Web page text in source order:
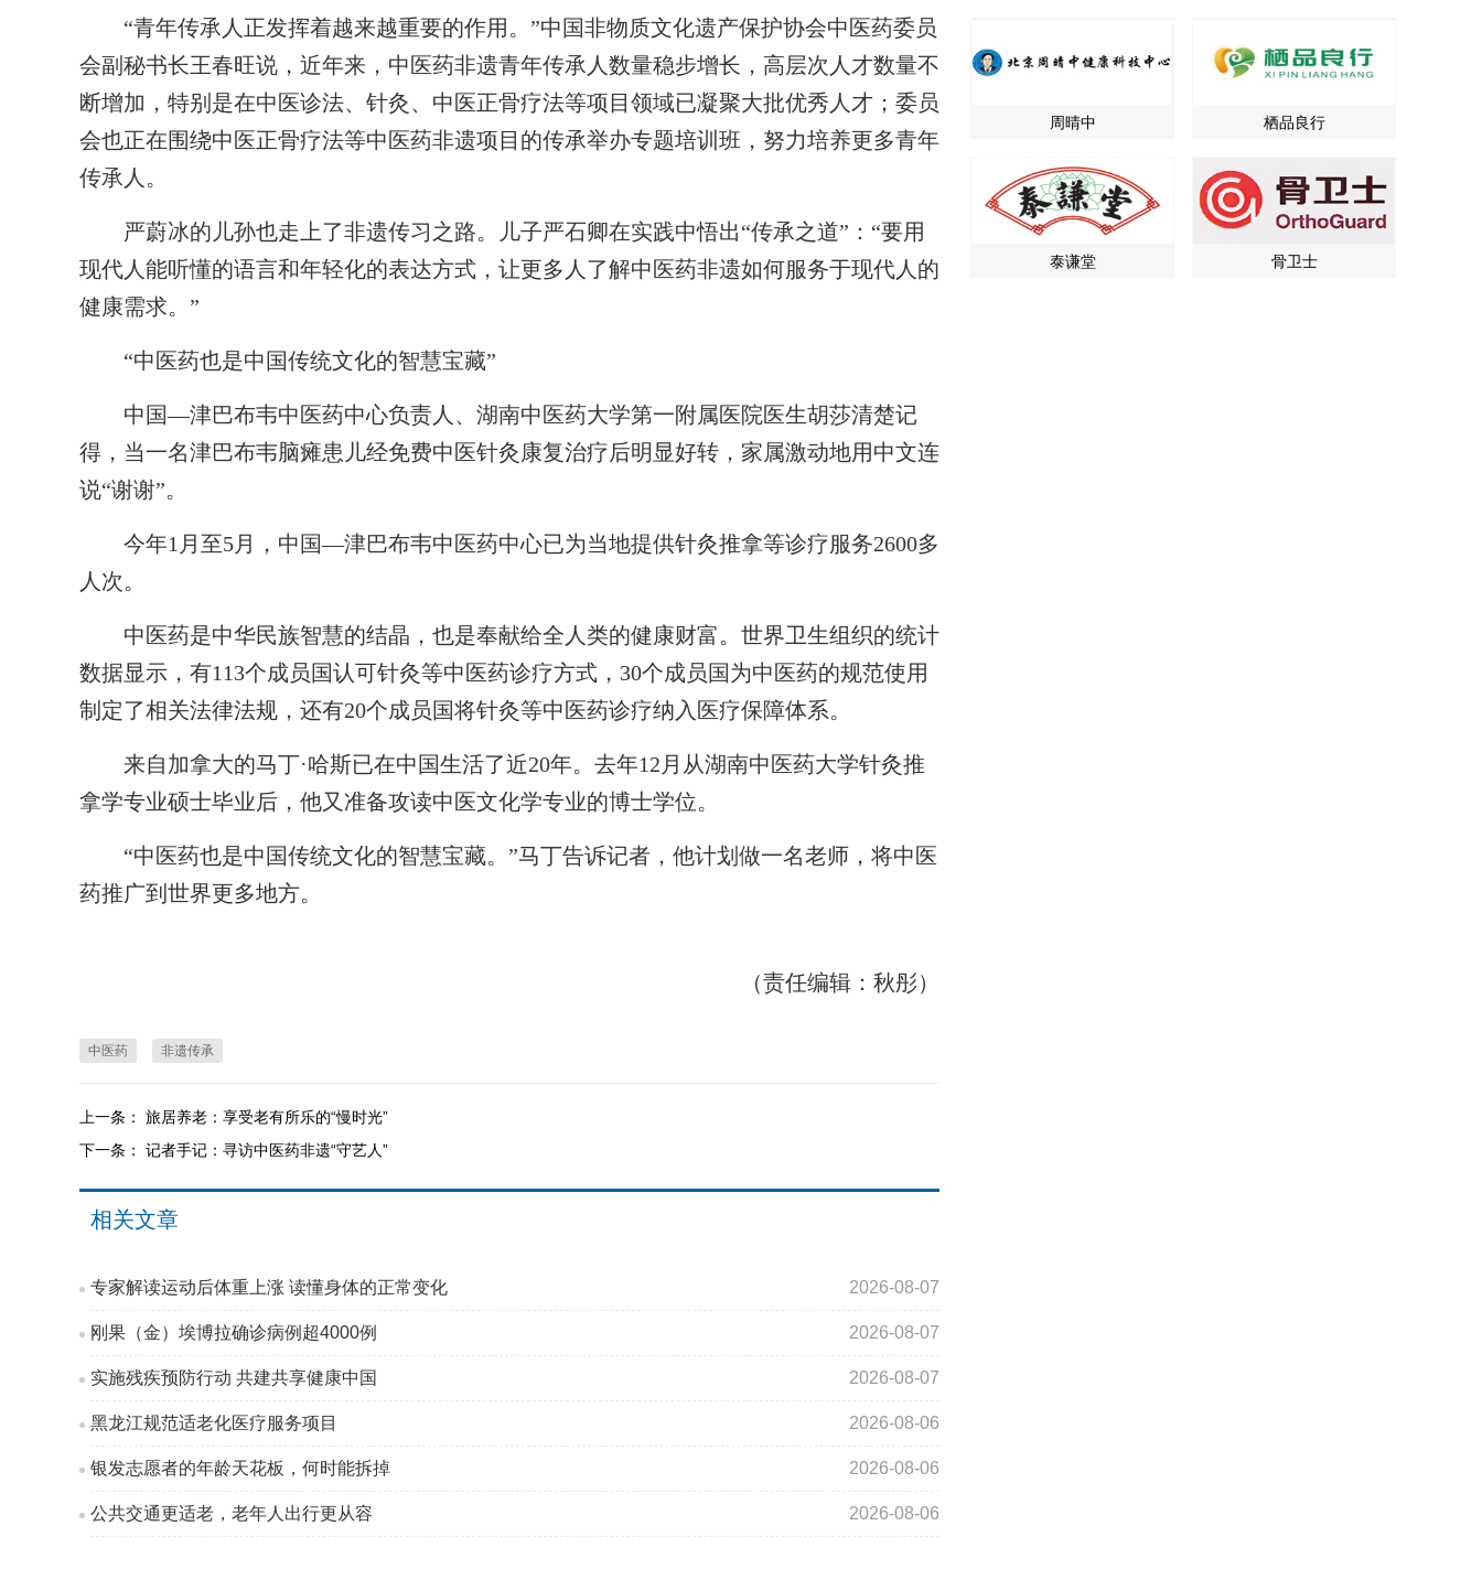
“青年传承人正发挥着越来越重要的作用。”中国非物质文化遗产保护协会中医药委员
会副秘书长王春旺说，近年来，中医药非遗青年传承人数量稳步增长，高层次人才数量不
断增加，特别是在中医诊法、针灸、中医正骨疗法等项目领域已凝聚大批优秀人才；委员
会也正在围绕中医正骨疗法等中医药非遗项目的传承举办专题培训班，努力培养更多青年
传承人。
严蔚冰的儿孙也走上了非遗传习之路。儿子严石卿在实践中悟出“传承之道”：“要用
现代人能听懂的语言和年轻化的表达方式，让更多人了解中医药非遗如何服务于现代人的
健康需求。”
“中医药也是中国传统文化的智慧宝藏”
中国—津巴布韦中医药中心负责人、湖南中医药大学第一附属医院医生胡莎清楚记
得，当一名津巴布韦脑瘫患儿经免费中医针灸康复治疗后明显好转，家属激动地用中文连
说“谢谢”。
今年1月至5月，中国—津巴布韦中医药中心已为当地提供针灸推拿等诊疗服务2600多
人次。
中医药是中华民族智慧的结晶，也是奉献给全人类的健康财富。世界卫生组织的统计
数据显示，有113个成员国认可针灸等中医药诊疗方式，30个成员国为中医药的规范使用
制定了相关法律法规，还有20个成员国将针灸等中医药诊疗纳入医疗保障体系。
来自加拿大的马丁·哈斯已在中国生活了近20年。去年12月从湖南中医药大学针灸推
拿学专业硕士毕业后，他又准备攻读中医文化学专业的博士学位。
“中医药也是中国传统文化的智慧宝藏。”马丁告诉记者，他计划做一名老师，将中医
药推广到世界更多地方。
（责任编辑：秋彤）
中医药 非遗传承
上一条： 旅居养老：享受老有所乐的“慢时光”
下一条： 记者手记：寻访中医药非遗“守艺人”
相关文章
专家解读运动后体重上涨 读懂身体的正常变化 2026-08-07
刚果（金）埃博拉确诊病例超4000例 2026-08-07
实施残疾预防行动 共建共享健康中国 2026-08-07
黑龙江规范适老化医疗服务项目 2026-08-06
银发志愿者的年龄天花板，何时能拆掉 2026-08-06
公共交通更适老，老年人出行更从容 2026-08-06
周晴中 栖品良行
泰谦堂 骨卫士